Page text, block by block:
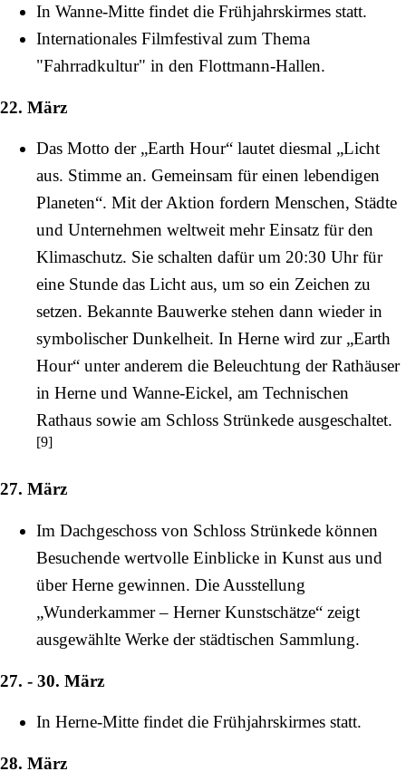
In Wanne-Mitte findet die Frühjahrskirmes statt.
Internationales Filmfestival zum Thema
"Fahrradkultur" in den Flottmann-Hallen.
22. März
Das Motto der „Earth Hour“ lautet diesmal „Licht
aus. Stimme an. Gemeinsam für einen lebendigen
Planeten“. Mit der Aktion fordern Menschen, Städte
und Unternehmen weltweit mehr Einsatz für den
Klimaschutz. Sie schalten dafür um 20:30 Uhr für
eine Stunde das Licht aus, um so ein Zeichen zu
setzen. Bekannte Bauwerke stehen dann wieder in
symbolischer Dunkelheit. In Herne wird zur „Earth
Hour“ unter anderem die Beleuchtung der Rathäuser
in Herne und Wanne-Eickel, am Technischen
Rathaus sowie am Schloss Strünkede ausgeschaltet.
[9]
27. März
Im Dachgeschoss von Schloss Strünkede können
Besuchende wertvolle Einblicke in Kunst aus und
über Herne gewinnen. Die Ausstellung
„Wunderkammer – Herner Kunstschätze“ zeigt
ausgewählte Werke der städtischen Sammlung.
27. - 30. März
In Herne-Mitte findet die Frühjahrskirmes statt.
28. März